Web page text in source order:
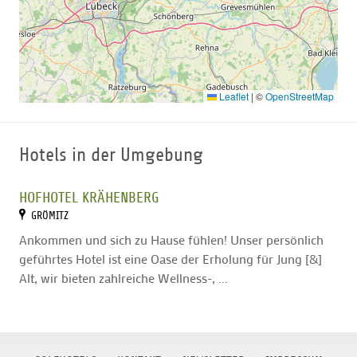
Gläschen Wein im Sonnenuntergang auf unseren zwei
großen Sonnenterrassen mit Blick auf die neun Bahnen
des See Kurses – lassen Sie sich von der Vielfalt der
Küche im Restaurant TeeTime überraschen.
Leaflet | ©OpenStreetMap
Hotels in der Umgebung
HOFHOTEL KRÄHENBERG
GRÖMITZ
Ankommen und sich zu Hause fühlen! Unser persönlich
geführtes Hotel ist eine Oase der Erholung für Jung [&]
Alt, wir bieten zahlreiche Wellness-, ...